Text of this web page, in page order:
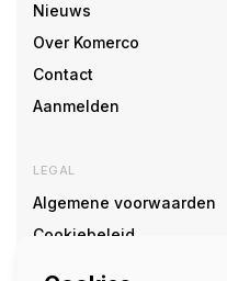
Nieuws
Over Komerco
Contact
Aanmelden
LEGAL
Algemene voorwaarden
Cookiebeleid